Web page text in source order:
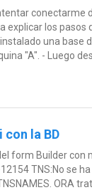
conectarme
explicar los pasos
una base
"A". - Luego
con la BD
form Builder con
TNS:No se
ORA